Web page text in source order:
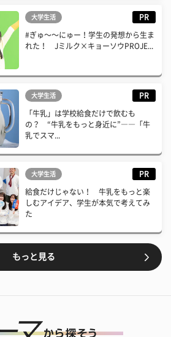
大学生活 PR
#ぎゅ〜〜にゅー！学生の発想から生ま
れた！ Jミルク×キョーソウPROJE...
大学生活 PR
「牛乳」は学校給食だけで飲むも
の？ “牛乳をもっと身近に”――「牛
乳でスマ...
大学生活 PR
給食だけじゃない！ 牛乳をもっと楽
しむアイデア、学生が本気で考えてみ
た
もっと見る